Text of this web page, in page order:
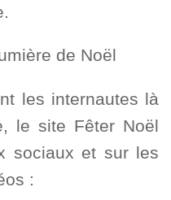
de Noël
les internautes là
le site Fêter Noël
sociaux et sur les
: